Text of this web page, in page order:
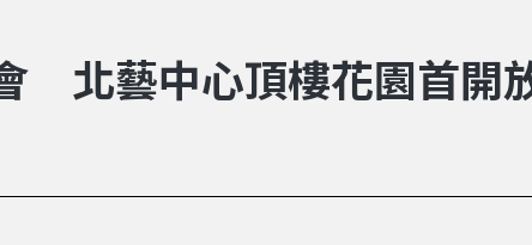
北藝中心頂樓花園首開